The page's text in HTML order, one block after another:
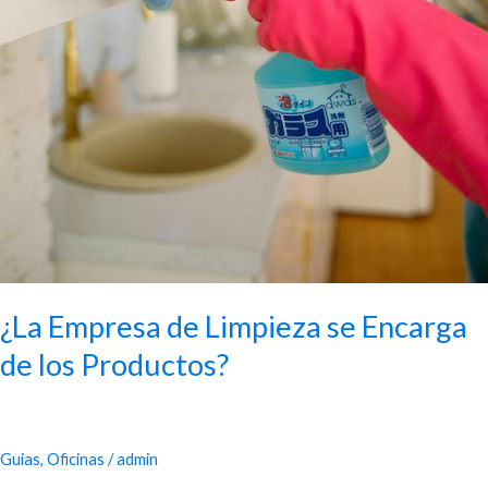
¿La Empresa de Limpieza se Encarga
de los Productos?
Guias, Oficinas /admin